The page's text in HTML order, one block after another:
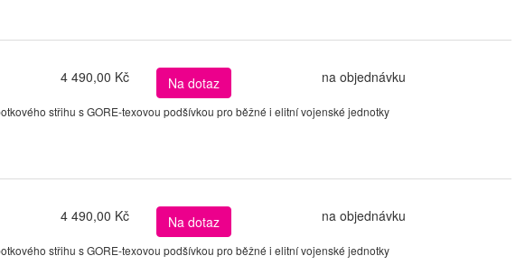
4 490,00 Kč Na dotaz na objednávku
střihu s GORE-texovou podšívkou pro běžné i elitní vojenské jednotky
4 490,00 Kč Na dotaz na objednávku
střihu s GORE-texovou podšívkou pro běžné i elitní vojenské jednotky